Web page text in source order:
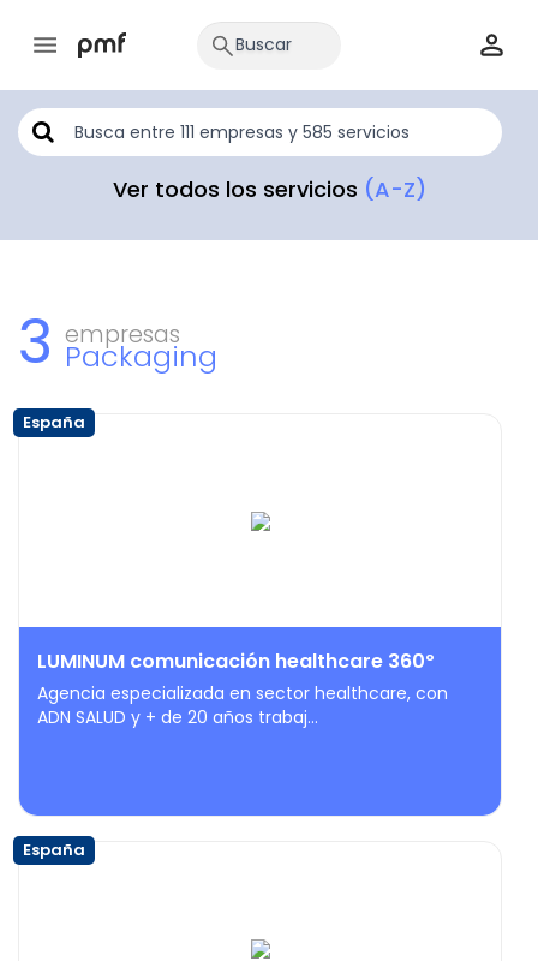
Ver todos los servicios (A-Z)
3 empresas
Packaging
España
LUMINUM comunicación healthcare 360º
Agencia especializada en sector healthcare, con
ADN SALUD y + de 20 años trabaj...
España